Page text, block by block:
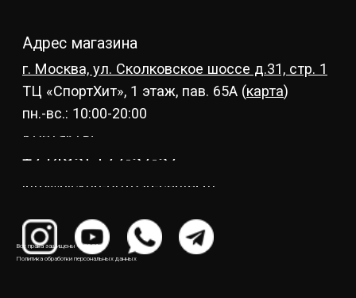
Все права защищены © 2021
Политика обработки персональных данных